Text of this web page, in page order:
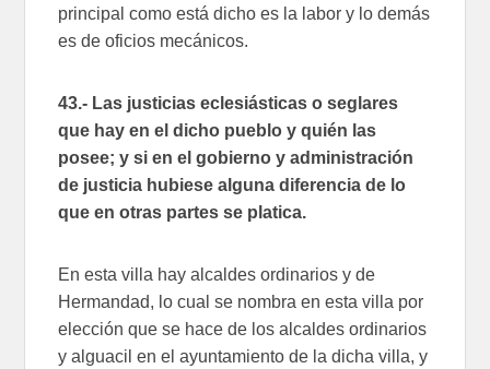
principal como está dicho es la labor y lo demás
es de oficios mecánicos.
43.- Las justicias eclesiásticas o seglares
que hay en el dicho pueblo y quién las
posee; y si en el gobierno y administración
de justicia hubiese alguna diferencia de lo
que en otras partes se platica.
En esta villa hay alcaldes ordinarios y de
Hermandad, lo cual se nombra en esta villa por
elección que se hace de los alcaldes ordinarios
y alguacil en el ayuntamiento de la dicha villa, y